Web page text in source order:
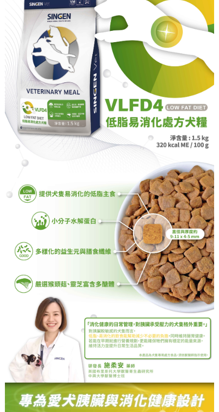
ATM／網路銀行／等多元方式進行付款，方視為交易完成。
※ 請注意：結帳手續完成當下不需立刻繳費，但若您需要取消訂單，請聯絡
購買商品的店家。未經商家同意取消之訂單仍視為有效，需透過AFTEE先享
後付繳納相關費用。
※ 交易是否成功請以「AFTEE先享後付 」之結帳頁面顯示為準，若有關於
是否繳費成功／繳費後需取消欲退款等相關疑問，請聯繫「AFTEE先享後付
客戶支援中心」
https://netprotections.freshdesk.com/support/home
【注意事項】
１．透過由恩沛科技股份有限公司提供之「AFTEE先享後付」服務完成之交
易，需依本服務之必要範圍內提供個人資料，並將交易相關給付款項請求債
權轉讓予恩沛科技股份有限公司。
２．關於個人資料處理事宜，請瀏覽以下網址：
https://aftee.tw/terms/#terms3
３．未成年的使用者請事先徵得法定代理人或監護人之同意方可使用
「AFTEE先享後付」，若未經同意申辦者引起之損失，本公司不負相關責
任。
４．使用「AFTEE先享後付」時，將依據個別帳號之用戶狀況，依本公司即
時審查核予不同之上限額度；若仍有額度不足之情形，本公司將視審查結果
５．嚴禁一人註冊多個帳號或使用他人資訊註冊。若發現惡意使用之情形，
恩沛科技股份有限公司將有權停止該用戶之使用額度並採取法律行動。
7-11取貨付款
每筆NT$70，滿NT$699(含以上)免運費
付款後7-11取貨
每筆NT$70，滿NT$699(含以上)免運費
宅配-新竹貨運
每筆NT$100，滿NT$699(含以上)免運費